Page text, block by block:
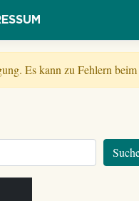
Es kann zu Fehlern